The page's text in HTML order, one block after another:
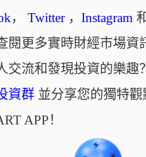
， Twitter， Instagram
閱更多實時財經市場資
交流和發現投資的樂趣
資群並分享您的獨特觀
APP！